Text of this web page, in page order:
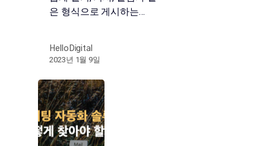
은 형식으로 게시하는…
HelloDigital
2023년 1월 9일